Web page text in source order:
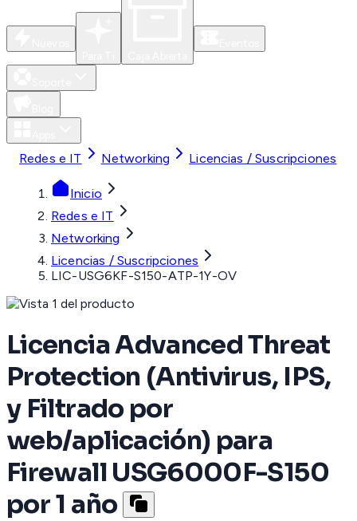
Redes e IT Networking Licencias / Suscripciones
Inicio
Redes e IT
Networking
Licencias / Suscripciones
LIC-USG6KF-S150-ATP-1Y-OV
Licencia Advanced Threat
Protection (Antivirus, IPS,
y Filtrado por
web/aplicación) para
Firewall USG6000F-S150
por 1 año